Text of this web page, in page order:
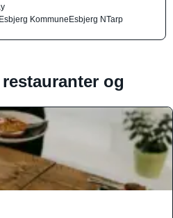
Esbjerg KommuneEsbjerg NTarp
og